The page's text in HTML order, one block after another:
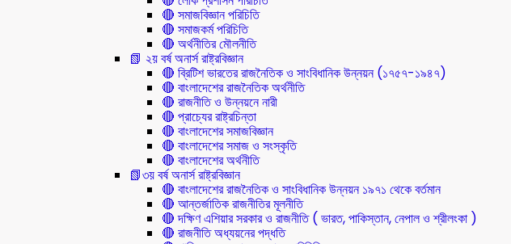
🔴 সমাজবিজ্ঞান পরিচিতি
🔴 সমাজকর্ম পরিচিতি
🔴 অর্থনীতির মৌলনীতি
📗 ২য় বর্ষ অনার্স রাষ্ট্রবিজ্ঞান
🔴 ব্রিটিশ ভারতের রাজনৈতিক ও সাংবিধানিক উন্নয়ন (১৭৫৭-১৯৪৭)
🔴 বাংলাদেশের রাজনৈতিক অর্থনীতি
🔴 রাজনীতি ও উন্নয়নে নারী
🔴 প্রাচ্যের রাষ্ট্রচিন্তা
🔴 বাংলাদেশের সমাজবিজ্ঞান
🔴 বাংলাদেশের সমাজ ও সংস্কৃতি
🔴 বাংলাদেশের অর্থনীতি
📗৩য় বর্ষ অনার্স রাষ্ট্রবিজ্ঞান
🔴 বাংলাদেশের রাজনৈতিক ও সাংবিধানিক উন্নয়ন ১৯৭১ থেকে বর্তমান
🔴 আন্তর্জাতিক রাজনীতির মূলনীতি
🔴 দক্ষিণ এশিয়ার সরকার ও রাজনীতি ( ভারত, পাকিস্তান, নেপাল ও শ্রীলংকা )
🔴 রাজনীতি অধ্যয়নের পদ্ধতি